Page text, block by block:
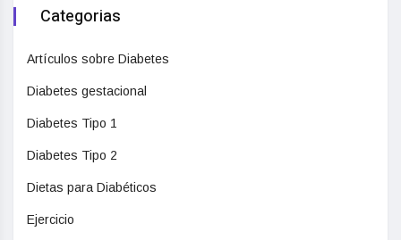
Categorias
Artículos sobre Diabetes
Diabetes gestacional
Diabetes Tipo 1
Diabetes Tipo 2
Dietas para Diabéticos
Ejercicio